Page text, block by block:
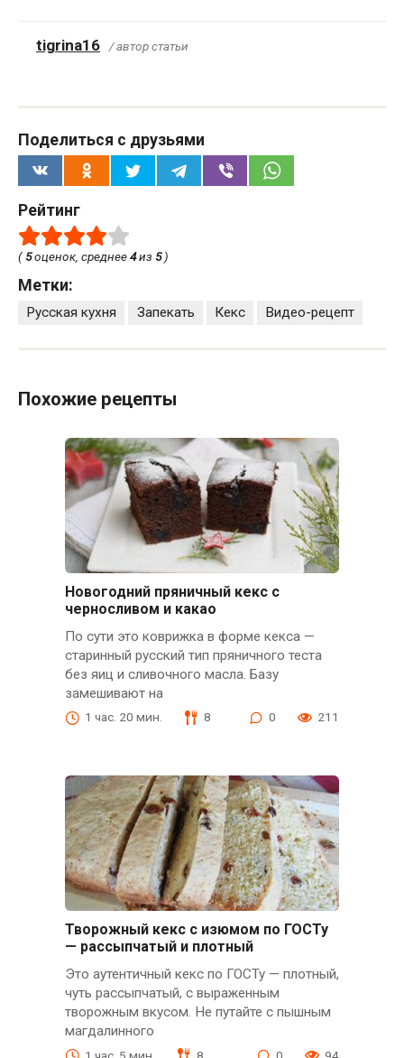
tigrina16 / автор статьи
Поделиться с друзьями
Рейтинг
(5оценок, среднее4из 5)
Метки:
Русская кухня Запекать Кекс Видео-рецепт
Похожие рецепты
Новогодний пряничный кекс с
черносливом и какао
По сути это коврижка в форме кекса —
старинный русский тип пряничного теста
без яиц и сливочного масла. Базу
замешивают на
1 час. 20 мин. 8 0 211
Творожный кекс с изюмом по ГОСТу
— рассыпчатый и плотный
Это аутентичный кекс по ГОСТу — плотный,
чуть рассыпчатый, с выраженным
творожным вкусом. Не путайте с пышным
магдалинного
1 час. 5 мин. 8 0 94